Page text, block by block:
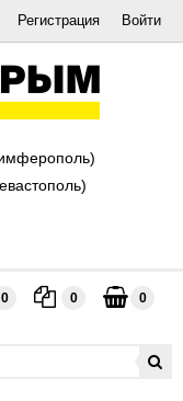
Регистрация Войти
0 0 0